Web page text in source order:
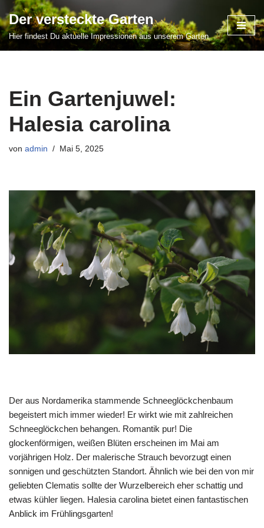
Zum
Inhalt
Der versteckte Garten
Hier findest Du aktuelle Impressionen aus unserem Garten
Ein Gartenjuwel:
Halesia carolina
von admin Mai 5, 2025
Der aus Nordamerika stammende Schneeglöckchenbaum
begeistert mich immer wieder! Er wirkt wie mit zahlreichen
Schneeglöckchen behangen. Romantik pur! Die
glockenförmigen, weißen Blüten erscheinen im Mai am
vorjährigen Holz. Der malerische Strauch bevorzugt einen
sonnigen und geschützten Standort. Ähnlich wie bei den von mir
geliebten Clematis sollte der Wurzelbereich eher schattig und
etwas kühler liegen. Halesia carolina bietet einen fantastischen
Anblick im Frühlingsgarten!